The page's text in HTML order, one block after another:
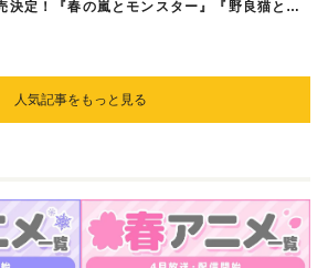
決定！『春の嵐とモンスター』『野良猫と
人気記事をもっと見る